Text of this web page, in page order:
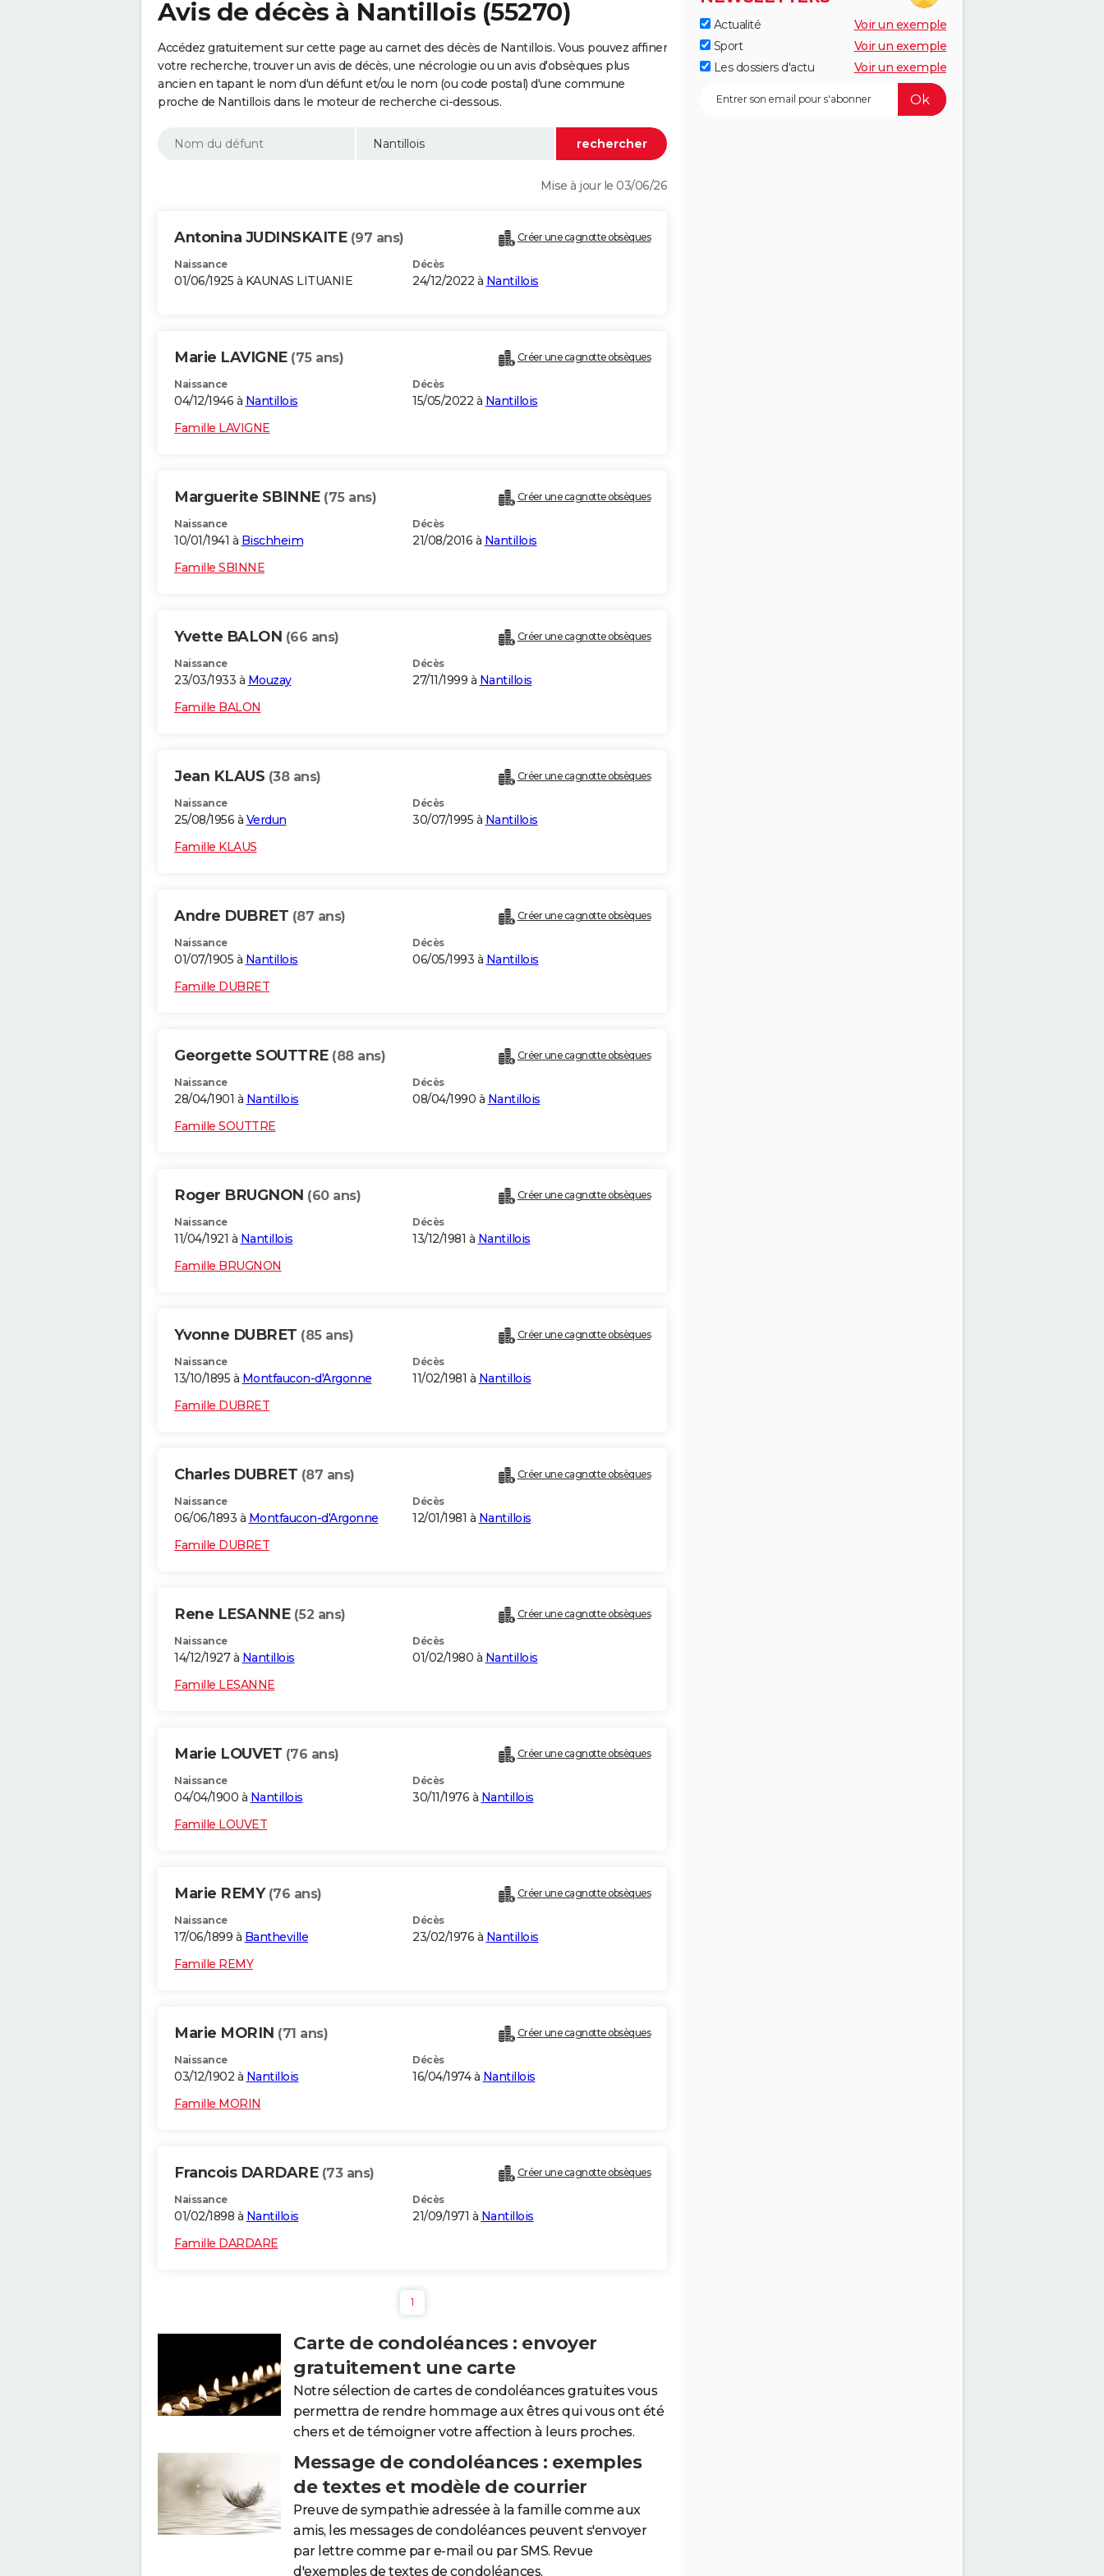
Avis de décès à Nantillois (55270)
Accédez gratuitement sur cette page au carnet des décès de Nantillois. Vous pouvez affiner
votre recherche, trouver un avis de décès, une nécrologie ou un avis d'obsèques plus
ancien en tapant le nom d'un défunt et/ou le nom (ou code postal) d'une commune
proche de Nantillois dans le moteur de recherche ci-dessous.
Mise à jour le 03/06/26
Antonina JUDINSKAITE (97 ans) Créer une cagnotte obsèques
Naissance
01/06/1925 à KAUNAS LITUANIE
Décès
24/12/2022 à Nantillois
Marie LAVIGNE (75 ans) Créer une cagnotte obsèques
Naissance
04/12/1946 à Nantillois
Décès
15/05/2022 à Nantillois
Famille LAVIGNE
Marguerite SBINNE (75 ans) Créer une cagnotte obsèques
Naissance
10/01/1941 à Bischheim
Décès
21/08/2016 à Nantillois
Famille SBINNE
Yvette BALON (66 ans) Créer une cagnotte obsèques
Naissance
23/03/1933 à Mouzay
Décès
27/11/1999 à Nantillois
Famille BALON
Jean KLAUS (38 ans) Créer une cagnotte obsèques
Naissance
25/08/1956 à Verdun
Décès
30/07/1995 à Nantillois
Famille KLAUS
Andre DUBRET (87 ans) Créer une cagnotte obsèques
Naissance
01/07/1905 à Nantillois
Décès
06/05/1993 à Nantillois
Famille DUBRET
Georgette SOUTTRE (88 ans) Créer une cagnotte obsèques
Naissance
28/04/1901 à Nantillois
Décès
08/04/1990 à Nantillois
Famille SOUTTRE
Roger BRUGNON (60 ans) Créer une cagnotte obsèques
Naissance
11/04/1921 à Nantillois
Décès
13/12/1981 à Nantillois
Famille BRUGNON
Yvonne DUBRET (85 ans) Créer une cagnotte obsèques
Naissance
13/10/1895 à Montfaucon-d'Argonne
Décès
11/02/1981 à Nantillois
Famille DUBRET
Charles DUBRET (87 ans) Créer une cagnotte obsèques
Naissance
06/06/1893 à Montfaucon-d'Argonne
Décès
12/01/1981 à Nantillois
Famille DUBRET
Rene LESANNE (52 ans) Créer une cagnotte obsèques
Naissance
14/12/1927 à Nantillois
Décès
01/02/1980 à Nantillois
Famille LESANNE
Marie LOUVET (76 ans) Créer une cagnotte obsèques
Naissance
04/04/1900 à Nantillois
Décès
30/11/1976 à Nantillois
Famille LOUVET
Marie REMY (76 ans) Créer une cagnotte obsèques
Naissance
17/06/1899 à Bantheville
Décès
23/02/1976 à Nantillois
Famille REMY
Marie MORIN (71 ans) Créer une cagnotte obsèques
Naissance
03/12/1902 à Nantillois
Décès
16/04/1974 à Nantillois
Famille MORIN
Francois DARDARE (73 ans) Créer une cagnotte obsèques
Naissance
01/02/1898 à Nantillois
Décès
21/09/1971 à Nantillois
Famille DARDARE
1
Carte de condoléances : envoyer
gratuitement une carte
Notre sélection de cartes de condoléances gratuites vous
permettra de rendre hommage aux êtres qui vous ont été
chers et de témoigner votre affection à leurs proches.
Message de condoléances : exemples
de textes et modèle de courrier
Preuve de sympathie adressée à la famille comme aux
amis, les messages de condoléances peuvent s'envoyer
par lettre comme par e-mail ou par SMS. Revue
d'exemples de textes de condoléances.
Actualité
Voir un exemple
Sport
Voir un exemple
Les dossiers d'actu
Voir un exemple